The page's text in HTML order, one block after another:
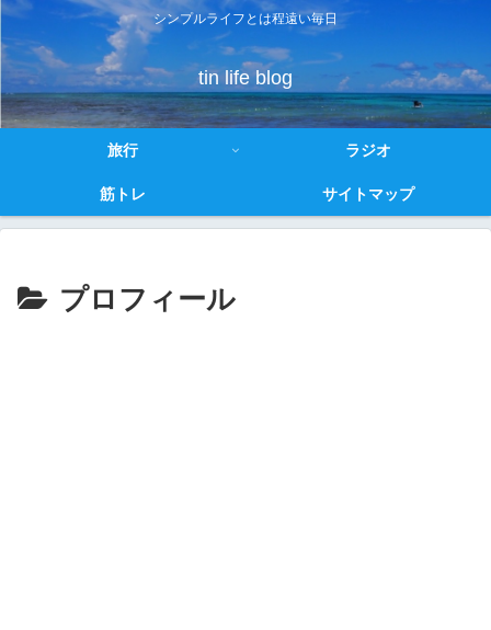
シンプルライフとは程遠い毎日
tin life blog
旅行 ラジオ
筋トレ サイトマップ
プロフィール